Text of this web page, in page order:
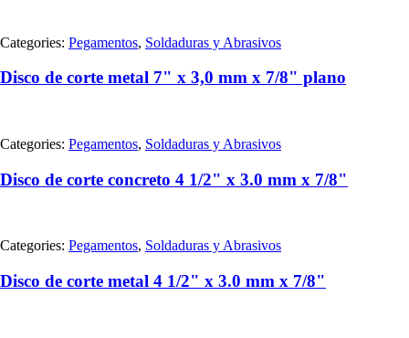
Categories: Pegamentos, Soldaduras y Abrasivos
Disco de corte metal 7" x 3,0 mm x 7/8" plano
Categories: Pegamentos, Soldaduras y Abrasivos
Disco de corte concreto 4 1/2" x 3.0 mm x 7/8"
Categories: Pegamentos, Soldaduras y Abrasivos
Disco de corte metal 4 1/2" x 3.0 mm x 7/8"